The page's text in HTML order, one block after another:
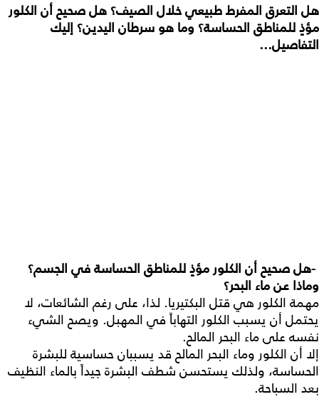
هل التعرق المفرططبيعيخلال الصيف؟ هلصحيحأن الكلور
مؤذٍللمناطق الحساسة؟ وما هو سرطان اليدين؟ إليك
التفاصيل...
-هلصحيحأن الكلورمؤذٍللمناطق الحساسةفي الجسم؟
وماذا عنماء البحر؟
مهمة الكلور هي قتل البكتيريا. لذا، على رغم الشائعات، لا
يحتمل أن يسبب الكلور التهاباً في المهبل. ويصح الشيء
نفسه على ماء البحر المالح.
إلا أن الكلور وماء البحر المالح قد يسببان حساسية للبشرة
الحساسة، ولذلك يستحسن شطف البشرة جيداً بالماء النظيف
بعد السباحة.